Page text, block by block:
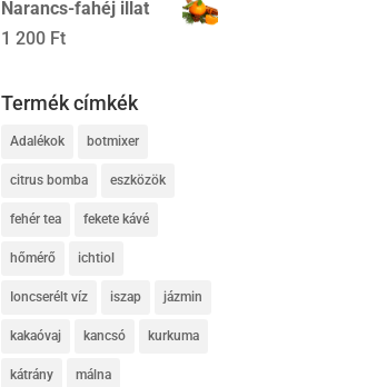
Narancs-fahéj illat
1 200 Ft
Termék címkék
Adalékok botmixer
citrus bomba eszközök
fehér tea fekete kávé
hőmérő ichtiol
Ioncserélt víz iszap jázmin
kakaóvaj kancsó kurkuma
kátrány málna